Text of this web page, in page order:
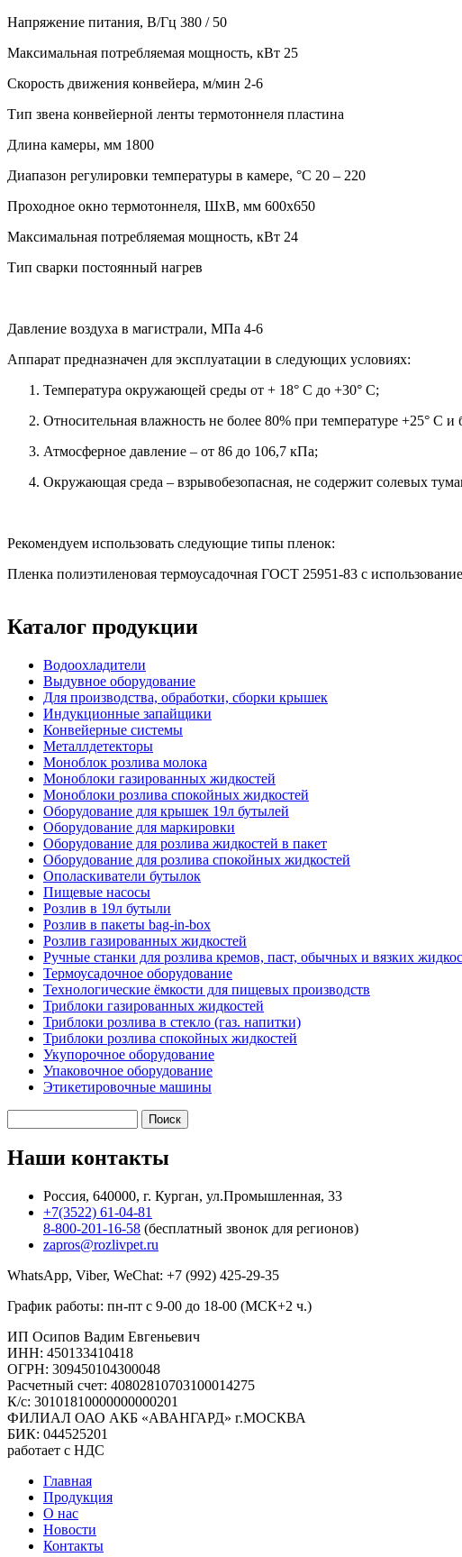
Напряжение питания, В/Гц 380 / 50
Максимальная потребляемая мощность, кВт 25
Скорость движения конвейера, м/мин 2-6
Тип звена конвейерной ленты термотоннеля пластина
Длина камеры, мм 1800
Диапазон регулировки температуры в камере, °С 20 – 220
Проходное окно термотоннеля, ШхВ, мм 600х650
Максимальная потребляемая мощность, кВт 24
Тип сварки постоянный нагрев
Давление воздуха в магистрали, МПа 4-6
Аппарат предназначен для эксплуатации в следующих условиях:
Температура окружающей среды от + 18° С до +30° С;
Относительная влажность не более 80% при температуре +25° С и
Атмосферное давление – от 86 до 106,7 кПа;
Окружающая среда – взрывобезопасная, не содержит солевых
Рекомендуем использовать следующие типы пленок:
Пленка полиэтиленовая термоусадочная ГОСТ 25951-83 с
Каталог продукции
Водоохладители
Выдувное оборудование
Для производства, обработки, сборки крышек
Индукционные запайщики
Конвейерные системы
Металлдетекторы
Моноблок розлива молока
Моноблоки газированных жидкостей
Моноблоки розлива спокойных жидкостей
Оборудование для крышек 19л бутылей
Оборудование для маркировки
Оборудование для розлива жидкостей в пакет
Оборудование для розлива спокойных жидкостей
Ополаскиватели бутылок
Пищевые насосы
Розлив в 19л бутыли
Розлив в пакеты bag-in-box
Розлив газированных жидкостей
Ручные станки для розлива кремов, паст, обычных и вязких
Термоусадочное оборудование
Технологические ёмкости для пищевых производств
Триблоки газированных жидкостей
Триблоки розлива в стекло (газ. напитки)
Триблоки розлива спокойных жидкостей
Укупорочное оборудование
Упаковочное оборудование
Этикетировочные машины
Наши контакты
Россия, 640000, г. Курган, ул.Промышленная, 33
+7(3522) 61-04-81
8-800-201-16-58 (бесплатный звонок для регионов)
zapros@rozlivpet.ru
WhatsApp, Viber, WeChat: +7 (992) 425-29-35
График работы: пн-пт с 9-00 до 18-00 (МСК+2 ч.)
ИП Осипов Вадим Евгеньевич
ИНН: 450133410418
ОГРН: 309450104300048
Расчетный счет: 40802810703100014275
К/с: 30101810000000000201
ФИЛИАЛ ОАО АКБ «АВАНГАРД» г.МОСКВА
БИК: 044525201
работает с НДС
Главная
Продукция
О нас
Новости
Контакты